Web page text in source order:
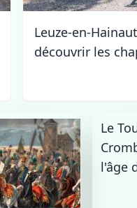
Leuze-en-
découvrir les
Le
l'âge